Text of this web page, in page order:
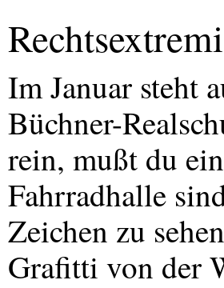
Im Januar steht
Büchner-
rein, mußt du
Fahrradhalle
Zeichen zu
Grafitti von der